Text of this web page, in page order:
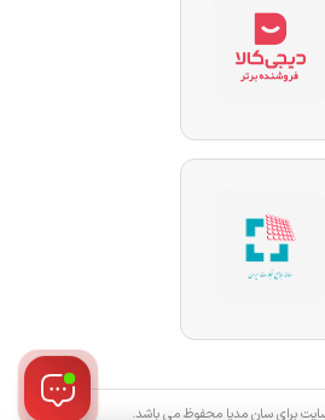
برای سان مدیا محفوظ می باشد.